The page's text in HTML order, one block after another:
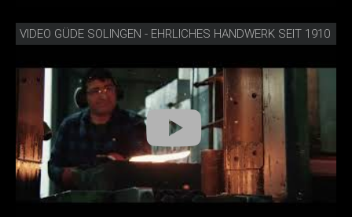
VIDEO GÜDE SOLINGEN - EHRLICHES HANDWERK SEIT 1910